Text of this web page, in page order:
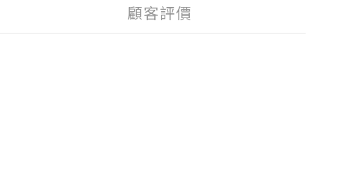
顧客評價